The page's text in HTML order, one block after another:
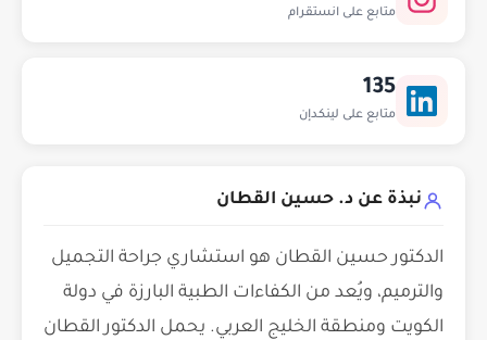
متابع على انستقرام
135
متابع على لينكدإن
نبذة عن د. حسين القطان
الدكتور حسين القطان هو استشاري جراحة التجميل
والترميم، ويُعد من الكفاءات الطبية البارزة في دولة
الكويت ومنطقة الخليج العربي. يحمل الدكتور القطان